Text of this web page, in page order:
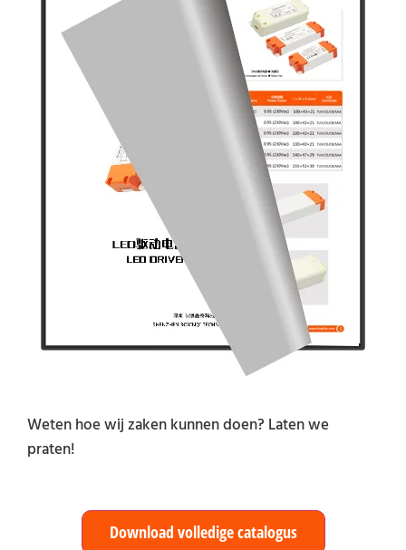
Weten hoe wij zaken kunnen doen? Laten we
praten!
Download volledige catalogus